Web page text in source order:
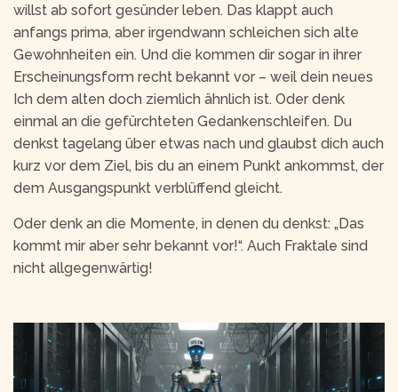
willst ab sofort gesünder leben. Das klappt auch
anfangs prima, aber irgendwann schleichen sich alte
Gewohnheiten ein. Und die kommen dir sogar in ihrer
Erscheinungsform recht bekannt vor – weil dein neues
Ich dem alten doch ziemlich ähnlich ist. Oder denk
einmal an die gefürchteten Gedankenschleifen. Du
denkst tagelang über etwas nach und glaubst dich auch
kurz vor dem Ziel, bis du an einem Punkt ankommst, der
dem Ausgangspunkt verblüffend gleicht.
Oder denk an die Momente, in denen du denkst: „Das
kommt mir aber sehr bekannt vor!“. Auch Fraktale sind
nicht allgegenwärtig!